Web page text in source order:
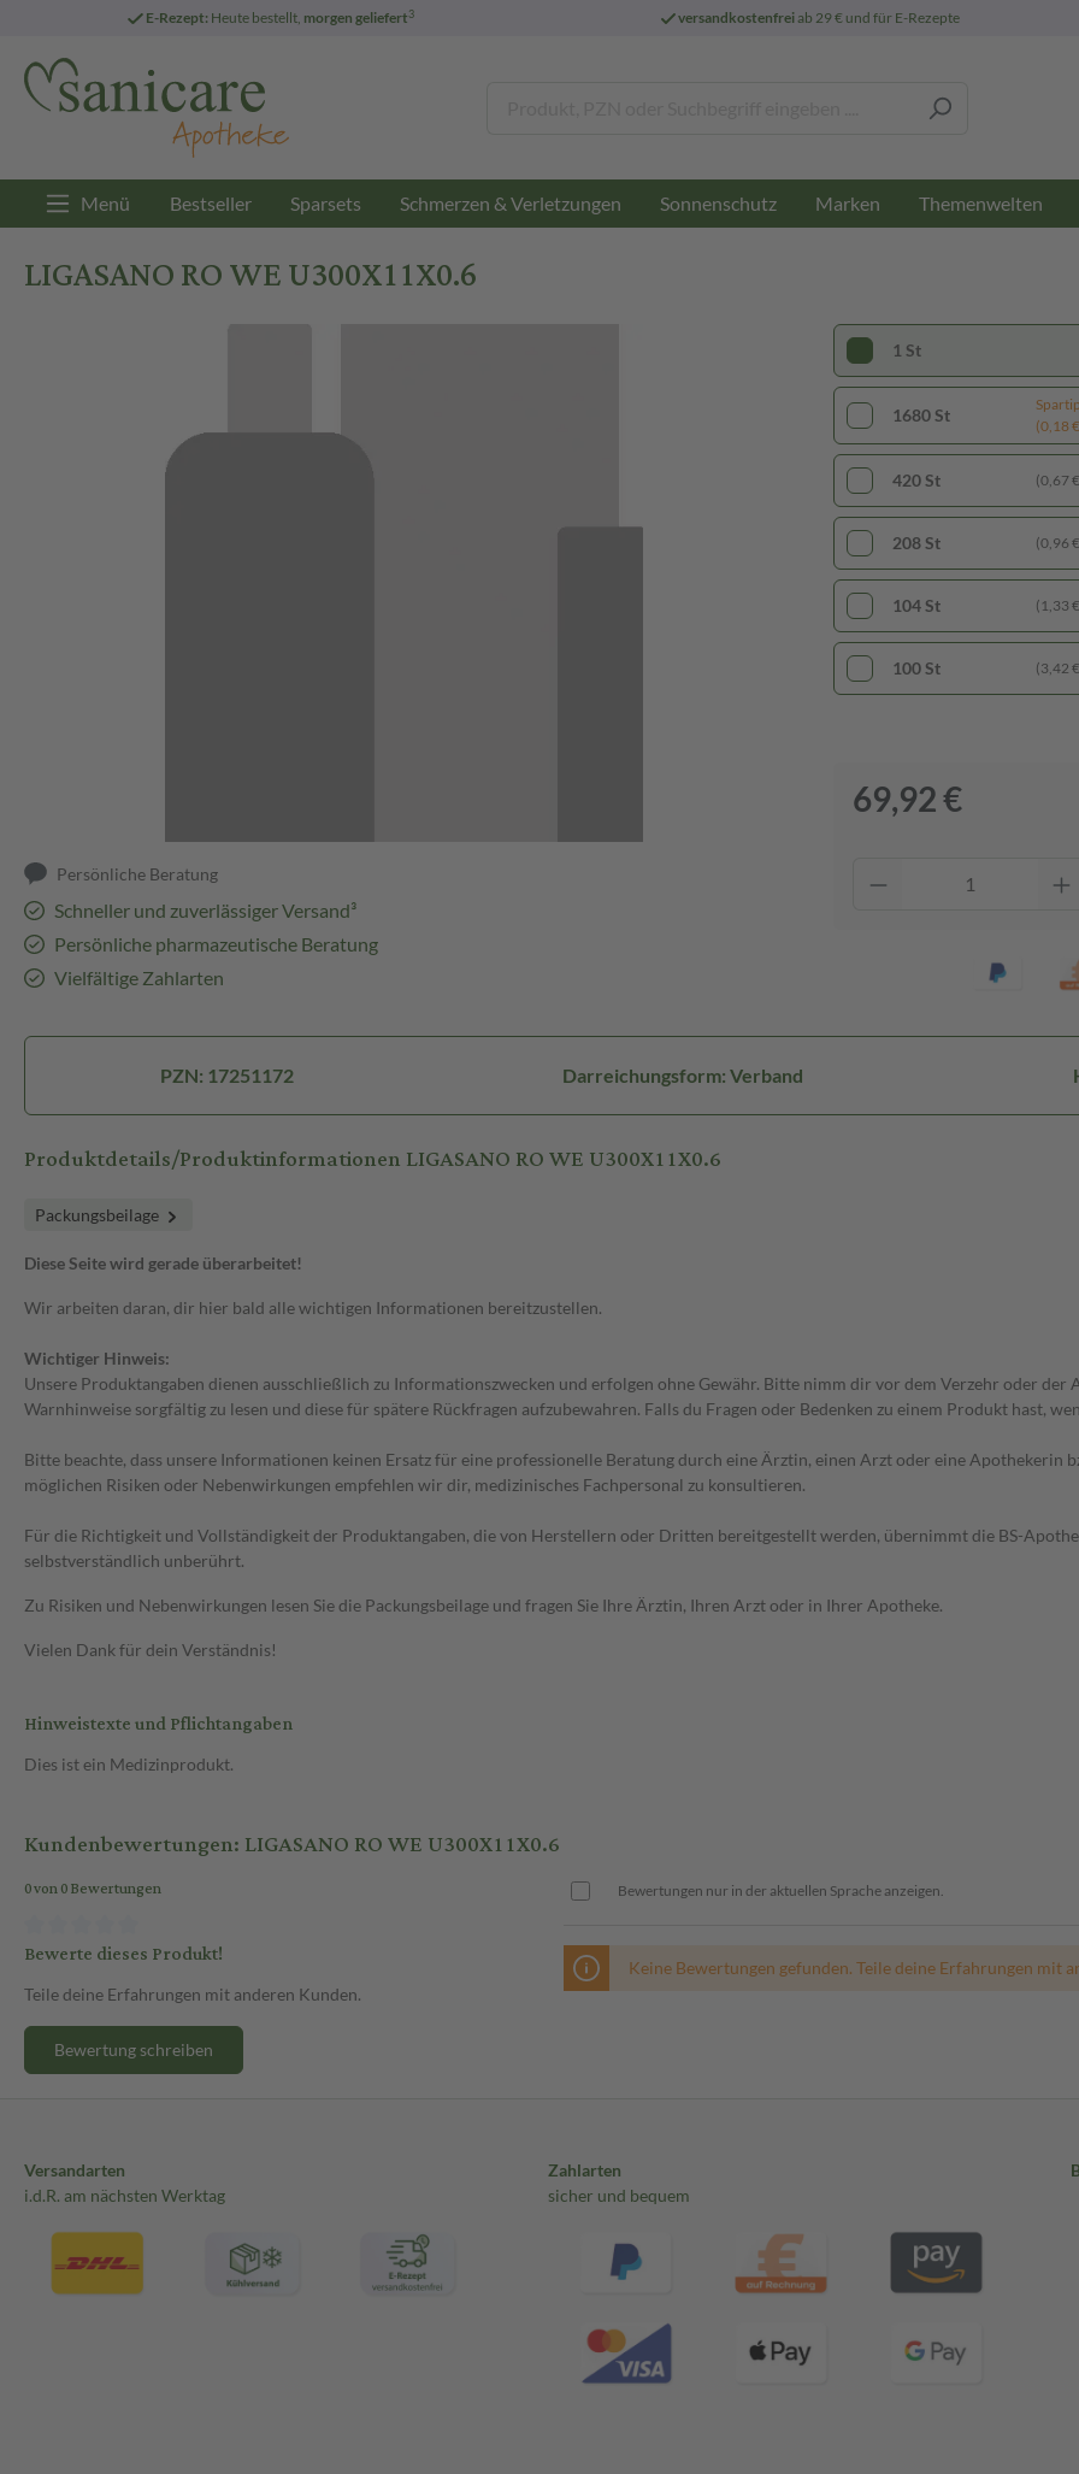
E-Rezept: Heute bestellt, morgen geliefert3 versandkostenfreiab 29 € und für E-Rezepte
Menü Bestseller Sparsets Schmerzen & Verletzungen Sonnenschutz Marken Themenwelten
LIGASANO RO WE U300X11X0.6
Persönliche Beratung
Schneller und zuverlässiger Versand³
Persönliche pharmazeutische Beratung
Vielfältige Zahlarten
1680 St
(0,18
420 St (0,67
208 St (0,96
104 St (1,33
100 St (3,42
1 St
69,92 €
PZN: 17251172 Darreichungsform: Verband
Produktdetails/Produktinformationen LIGASANO RO WE U300X11X0.6
Packungsbeilage
Diese Seite wird gerade überarbeitet!
Wir arbeiten daran, dir hier bald alle wichtigen Informationen bereitzustellen.
Wichtiger Hinweis:
Unsere Produktangaben dienen ausschließlich zu Informationszwecken und erfolgen ohne Gewähr. Bitte nimm dir vor dem Verzehr oder
Warnhinweise sorgfältig zu lesen und diese für spätere Rückfragen aufzubewahren. Falls du Fragen oder Bedenken zu einem Produkt hast,
Bitte beachte, dass unsere Informationen keinen Ersatz für eine professionelle Beratung durch eine Ärztin, einen Arzt oder eine Apothekerin
möglichen Risiken oder Nebenwirkungen empfehlen wir dir, medizinisches Fachpersonal zu konsultieren.
Für die Richtigkeit und Vollständigkeit der Produktangaben, die von Herstellern oder Dritten bereitgestellt werden, übernimmt die BS-
selbstverständlich unberührt.
Zu Risiken und Nebenwirkungen lesen Sie die Packungsbeilage und fragen Sie Ihre Ärztin, Ihren Arzt oder in Ihrer Apotheke.
Vielen Dank für dein Verständnis!
Hinweistexte und Pflichtangaben
Dies ist ein Medizinprodukt.
Kundenbewertungen: LIGASANO RO WE U300X11X0.6
0 von 0 Bewertungen
Bewerte dieses Produkt!
Teile deine Erfahrungen mit anderen Kunden.
Bewertung schreiben
Bewertungen nur in der aktuellen Sprache anzeigen.
Keine Bewertungen gefunden. Teile deine Erfahrungen mit
Versandarten
i.d.R. am nächsten Werktag
Zahlarten
sicher und bequem